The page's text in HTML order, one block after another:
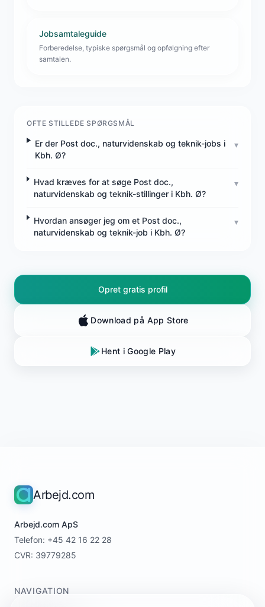
Jobsamtaleguide
Forberedelse, typiske spørgsmål og opfølgning efter
samtalen.
OFTE STILLEDE SPØRGSMÅL
Er der Post doc., naturvidenskab og teknik-jobs i
Kbh. Ø?
▾
Hvad kræves for at søge Post doc.,
naturvidenskab og teknik-stillinger i Kbh. Ø?
▾
Hvordan ansøger jeg om et Post doc.,
naturvidenskab og teknik-job i Kbh. Ø?
▾
Opret gratis profil
Download på App Store
Hent i Google Play
Arbejd.com
Arbejd.com ApS
Telefon: +45 42 16 22 28
CVR: 39779285
NAVIGATION